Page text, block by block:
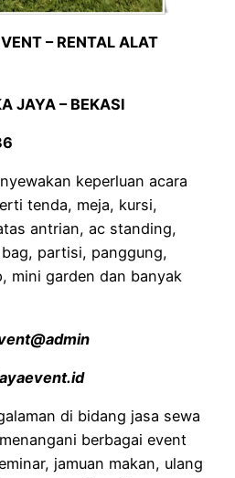
– RENTAL ALAT
JAYA – BEKASI
keperluan acara
tenda, meja, kursi,
antrian, ac standing,
partisi, panggung,
mini garden dan banyak
di bidang jasa sewa
berbagai event
jamuan makan, ulang